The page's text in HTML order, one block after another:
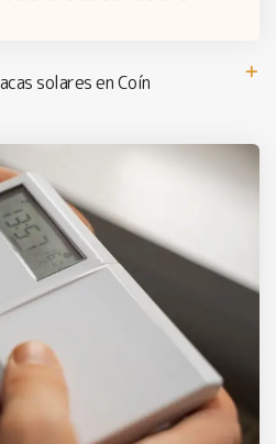
solares en Coín